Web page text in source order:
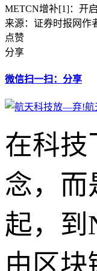
METCN增补[1]：开
来源：证券时报网作
点赞
分享
微信扫一扫：分享
在科技
念，而
起，到
由区